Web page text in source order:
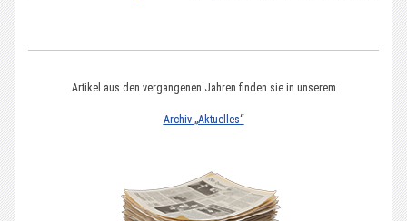
Artikel aus den vergangenen Jahren finden sie in unserem
Archiv „Aktuelles“